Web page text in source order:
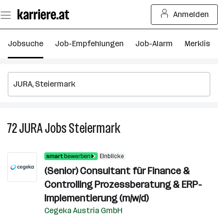
Seiteninhalt
springen
Anmelden
Jobsuche Job-Empfehlungen Job-Alarm Merkliste
72JURAJobsSteiermark72
in
Steiermark
Einblicke
(Senior) Consultant für Finance &
Controlling Prozessberatung & ERP-
Implementierung (m/w/d)
Cegeka Austria GmbH